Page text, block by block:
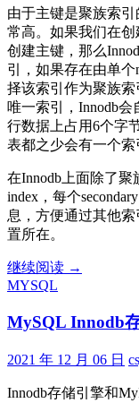
由于主键是聚族索
常高。如果我们在
创建主键，那么
引，如果存在由单
择该索引作为聚族
唯一索引，Innodb
行数据上占用6个字
表都之少会有一个索
在Innodb上面除了聚
index，每个
息，方便通过其他
置所在。
继续阅读MySQL
据
索
文
→
MYSQL
MySQL Innodb
2021 年 12 月 06 日
Innodb存储引擎和